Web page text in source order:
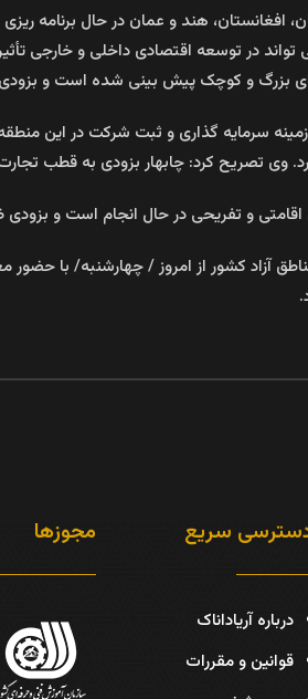
هند و عمان در حال برنامه
در توسعه اقتصادی داخلی و خارجی
بزرگ و کوچک پیش بینی شده است و
زمینه سرمایه گذاری و ثبت شرکت در این
تصریح کرد: چابهار بزودی به قطب
اقامتی و تفریحی در حال انجام است و
آزاد کشور از امروز / چهارشنبه/ با حضور
سریع
درباره آریاداناک
قوانین و مقررات
مجوزها